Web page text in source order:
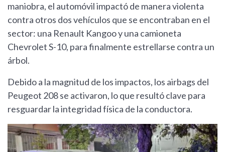
maniobra, el automóvil impactó de manera violenta
contra otros dos vehículos que se encontraban en el
sector: una Renault Kangoo y una camioneta
Chevrolet S-10, para finalmente estrellarse contra un
árbol.
Debido a la magnitud de los impactos, los airbags del
Peugeot 208 se activaron, lo que resultó clave para
resguardar la integridad física de la conductora.